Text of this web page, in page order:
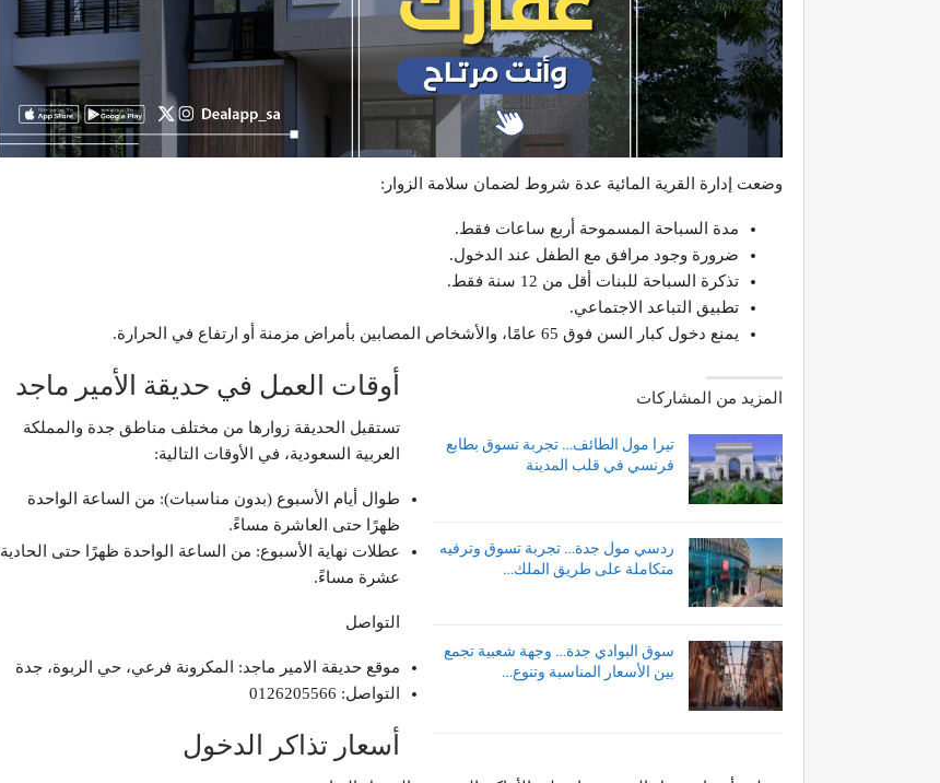
وضعت إدارة القرية المائية عدة شروط لضمان سلامة الزوار:
مدة السباحة المسموحة أربع ساعات فقط.
ضرورة وجود مرافق مع الطفل عند الدخول.
تذكرة السباحة للبنات أقل من 12 سنة فقط.
تطبيق التباعد الاجتماعي.
يمنع دخول كبار السن فوق 65 عامًا، والأشخاص المصابين بأمراض مزمنة أو ارتفاع في الحرارة.
المزيد من المشاركات
تيرا مول الطائف… تجربة تسوق بطابع
فرنسي في قلب المدينة
ردسي مول جدة… تجربة تسوق وترفيه
متكاملة على طريق الملك…
سوق البوادي جدة… وجهة شعبية تجمع
بين الأسعار المناسبة وتنوع…
أوقات العمل في حديقة الأمير ماجد
تستقبل الحديقة زوارها من مختلف مناطق جدة والمملكة
العربية السعودية، في الأوقات التالية:
طوال أيام الأسبوع (بدون مناسبات): من الساعة الواحدة
ظهرًا حتى العاشرة مساءً.
عطلات نهاية الأسبوع: من الساعة الواحدة ظهرًا حتى الحادية
عشرة مساءً.
التواصل
موقع حديقة الامير ماجد: المكرونة فرعي، حي الربوة، جدة
التواصل: 0126205566
أسعار تذاكر الدخول